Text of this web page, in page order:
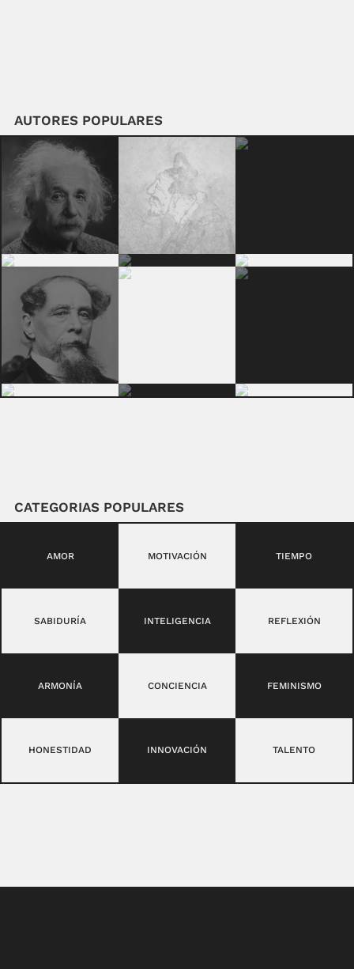
AUTORES POPULARES
CATEGORIAS POPULARES
AMOR MOTIVACIÓN TIEMPO
SABIDURÍA INTELIGENCIA REFLEXIÓN
ARMONÍA CONCIENCIA FEMINISMO
HONESTIDAD INNOVACIÓN TALENTO